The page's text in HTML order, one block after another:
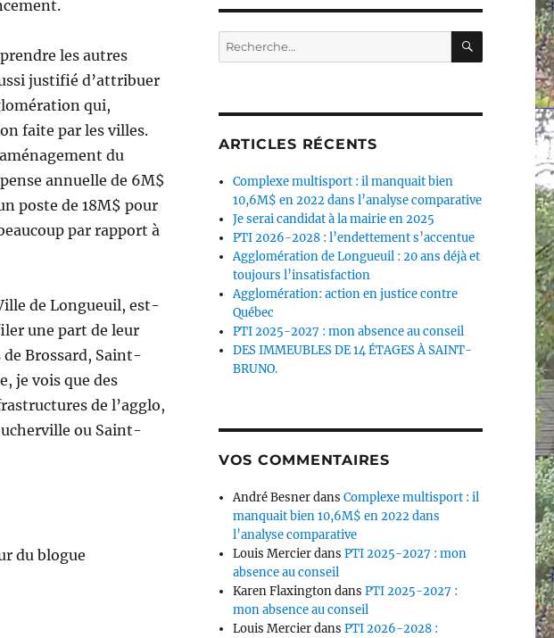
les autres
justifié d’attribuer
qui,
faite par les villes.
du
annuelle de 6M$
poste de 18M$ pour
par rapport à
de Longueuil, est-
une part de leur
Brossard, Saint-
je vois que des
de l’agglo,
ou Saint-
du blogue
Rechercher :
ARTICLES RÉCENTS
Complexe multisport : il manquait bien
10,6M$ en 2022 dans l’analyse comparative
Je serai candidat à la mairie en 2025
PTI 2026-2028 : l’endettement s’accentue
Agglomération de Longueuil : 20 ans déjà et
toujours l’insatisfaction
Agglomération: action en justice contre
Québec
PTI 2025-2027 : mon absence au conseil
DES IMMEUBLES DE 14 ÉTAGES À SAINT-
BRUNO.
VOS COMMENTAIRES
André BesnerdansComplexe multisport : il
manquait bien 10,6M$ en 2022 dans
l’analyse comparative
Louis MercierdansPTI 2025-2027 : mon
absence au conseil
Karen FlaxingtondansPTI 2025-2027 :
mon absence au conseil
Louis MercierdansPTI 2026-2028 :